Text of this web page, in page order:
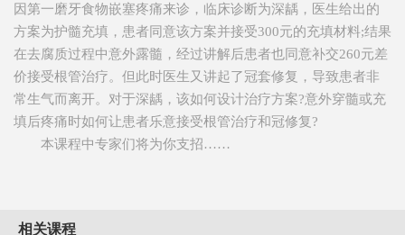
因第一磨牙食物嵌塞疼痛来诊，临床诊断为深龋，医生给出的
方案为护髓充填，患者同意该方案并接受300元的充填材料;结果
在去腐质过程中意外露髓，经过讲解后患者也同意补交260元差
价接受根管治疗。但此时医生又讲起了冠套修复，导致患者非
常生气而离开。对于深龋，该如何设计治疗方案?意外穿髓或充
填后疼痛时如何让患者乐意接受根管治疗和冠修复?
本课程中专家们将为你支招……
相关课程